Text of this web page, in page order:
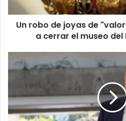
obliga
a
cerrar
del
Louvre
Un robo de joyas de
a cerrar el museo del
Letrado
cómo
se